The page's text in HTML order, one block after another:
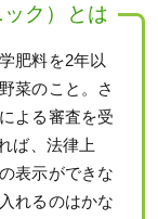
ク）とは
肥料を2年以
菜のこと。さ
よる審査を受
ば、法律上
表示ができな
れるのはかな